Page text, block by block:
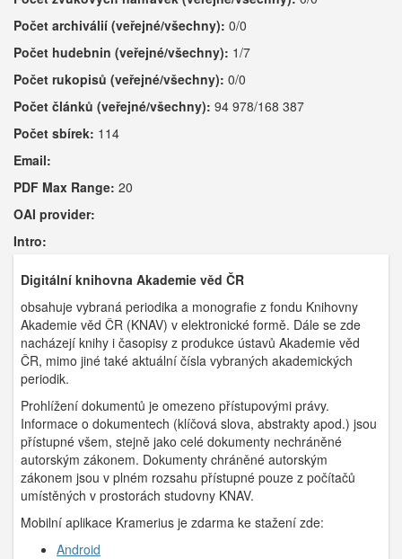
Počet archiválií (veřejné/všechny): 0/0
Počet hudebnin (veřejné/všechny): 1/7
Počet rukopisů (veřejné/všechny): 0/0
Počet článků (veřejné/všechny): 94 978/168 387
Počet sbírek: 114
Email:
PDF Max Range: 20
OAI provider:
Intro:
Digitální knihovna Akademie věd ČR
obsahuje vybraná periodika a monografie z fondu Knihovny
Akademie věd ČR (KNAV) v elektronické formě. Dále se zde
nacházejí knihy i časopisy z produkce ústavů Akademie věd
ČR, mimo jiné také aktuální čísla vybraných akademických
periodik.
Prohlížení dokumentů je omezeno přístupovými právy.
Informace o dokumentech (klíčová slova, abstrakty apod.) jsou
přístupné všem, stejně jako celé dokumenty nechráněné
autorským zákonem. Dokumenty chráněné autorským
zákonem jsou v plném rozsahu přístupné pouze z počítačů
umístěných v prostorách studovny KNAV.
Mobilní aplikace Kramerius je zdarma ke stažení zde:
Android